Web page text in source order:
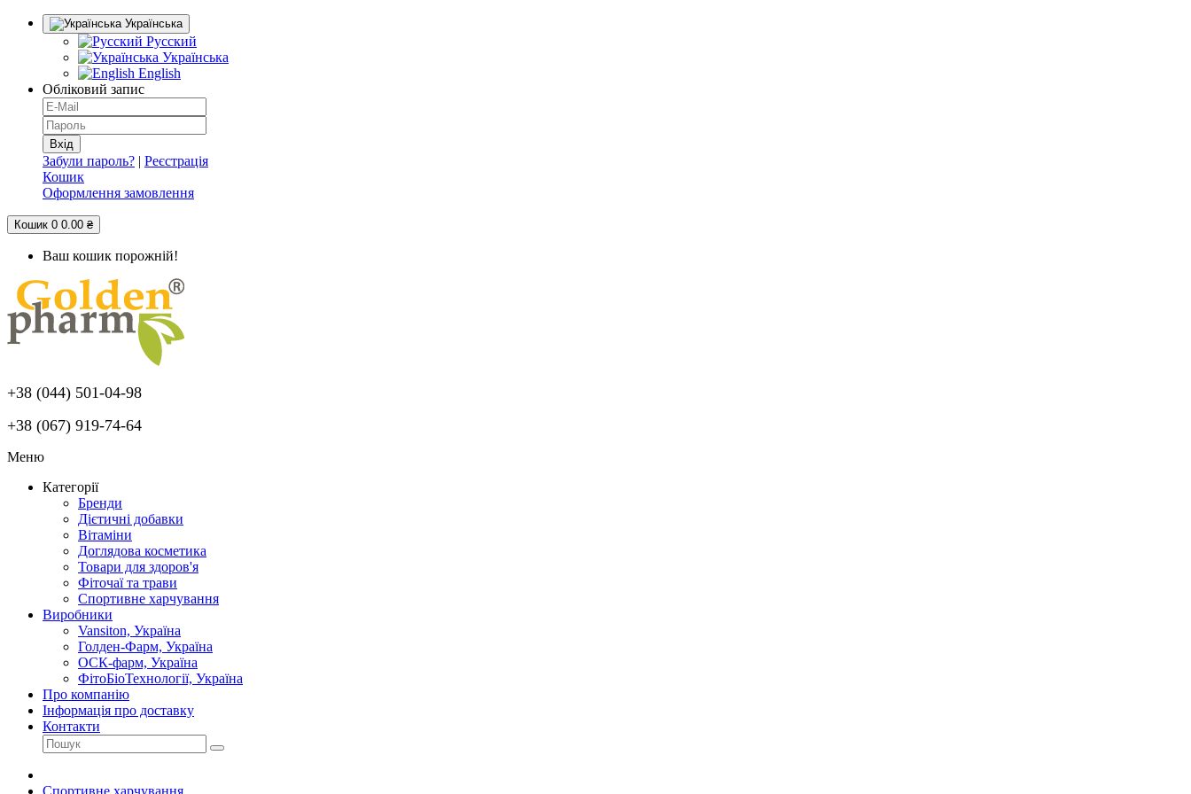
Українська
Русский
Українська
English
Обліковий запис
Забули пароль? | Реєстрація
Кошик
Оформлення замовлення
Кошик 0 0.00 ₴
Ваш кошик порожній!
+38 (044) 501-04-98
+38 (067) 919-74-64
Меню
Категорії
Бренди
Дієтичні добавки
Вітаміни
Доглядова косметика
Товари для здоров'я
Фіточаї та трави
Спортивне харчування
Виробники
Vansiton, Україна
Голден-Фарм, Україна
ОСК-фарм, Україна
ФітоБіоТехнології, Україна
Про компанію
Інформація про доставку
Контакти
Спортивне харчування